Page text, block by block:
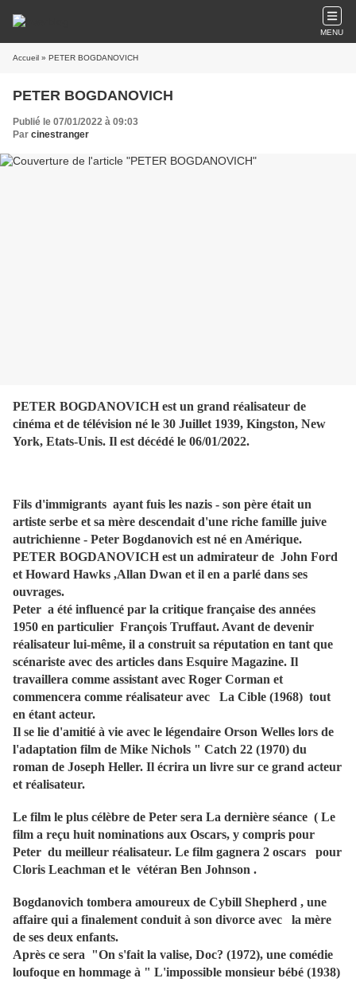
MENU
Accueil » PETER BOGDANOVICH
PETER BOGDANOVICH
Publié le 07/01/2022 à 09:03
Par cinestranger
PETER BOGDANOVICH est un grand réalisateur de
cinéma et de télévision né le 30 Juillet 1939, Kingston, New
York, Etats-Unis. Il est décédé le 06/01/2022.
Fils d'immigrants ayant fuis les nazis - son père était un
artiste serbe et sa mère descendait d'une riche famille juive
autrichienne - Peter Bogdanovich est né en Amérique.
PETER BOGDANOVICH est un admirateur de John Ford
et Howard Hawks ,Allan Dwan et il en a parlé dans ses
ouvrages.
Peter a été influencé par la critique française des années
1950 en particulier François Truffaut. Avant de devenir
réalisateur lui-même, il a construit sa réputation en tant que
scénariste avec des articles dans Esquire Magazine. Il
travaillera comme assistant avec Roger Corman et
commencera comme réalisateur avec La Cible (1968) tout
en étant acteur.
Il se lie d'amitié à vie avec le légendaire Orson Welles lors de
l'adaptation film de Mike Nichols " Catch 22 (1970) du
roman de Joseph Heller. Il écrira un livre sur ce grand acteur
et réalisateur.
Le film le plus célèbre de Peter sera La dernière séance ( Le
film a reçu huit nominations aux Oscars, y compris pour
Peter du meilleur réalisateur. Le film gagnera 2 oscars pour
Cloris Leachman et le vétéran Ben Johnson .
Bogdanovich tombera amoureux de Cybill Shepherd , une
affaire qui a finalement conduit à son divorce avec la mère
de ses deux enfants.
Après ce sera "On s'fait la valise, Doc? (1972), une comédie
loufoque en hommage à " L'impossible monsieur bébé (1938)